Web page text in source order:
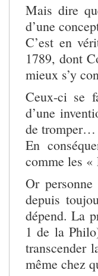
Mais dire
d’une
C’est en
1789, dont
mieux s’y
Ceux-ci se
d’une
de tromper…
En
comme les «
Or
depuis
dépend. La
1 de la
transcender
même chez